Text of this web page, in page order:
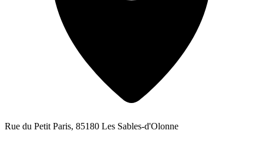
Rue du Petit Paris, 85180 Les Sables-d'Olonne